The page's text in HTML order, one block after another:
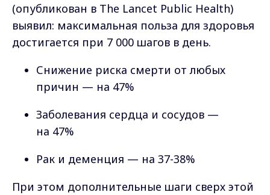
(опубликован в The Lancet Public Health)
выявил: максимальная польза для здоровья
достигается при 7 000 шагов в день.
Снижение риска смерти от любых
причин — на 47%
Заболевания сердца и сосудов —
на 47%
Рак и деменция — на 37-38%
При этом дополнительные шаги сверх этой